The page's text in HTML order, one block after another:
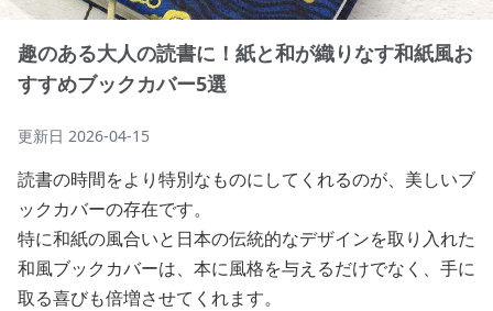
趣のある大人の読書に！紙と和が織りなす和紙風お
すすめブックカバー5選
更新日 2026-04-15
読書の時間をより特別なものにしてくれるのが、美しいブ
ックカバーの存在です。
特に和紙の風合いと日本の伝統的なデザインを取り入れた
和風ブックカバーは、本に風格を与えるだけでなく、手に
取る喜びも倍増させてくれます。